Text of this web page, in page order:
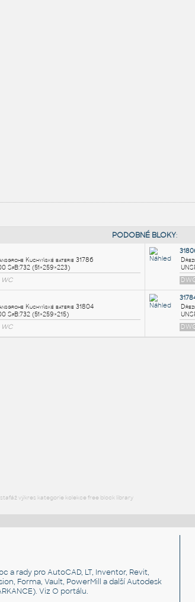
SfB:732 (51×259×215)
výkres kategorie kolekce free block library
a rady pro AutoCAD, LT, Inventor, Revit,
Forma, Vault, PowerMill a další Autodesk
VizO portálu.